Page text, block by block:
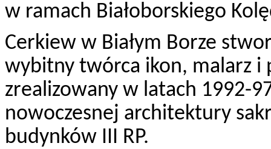
w ramach Białoborskiego
Cerkiew w Białym Borze
wybitny twórca ikon, malarz i
zrealizowany w latach 1992-
nowoczesnej architektury
budynków III RP.